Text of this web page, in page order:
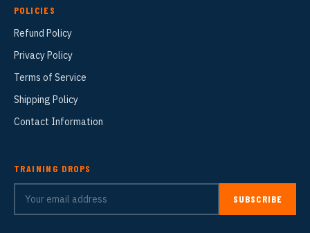
POLICIES
Refund Policy
Privacy Policy
Terms of Service
Shipping Policy
Contact Information
TRAINING DROPS
SUBSCRIBE